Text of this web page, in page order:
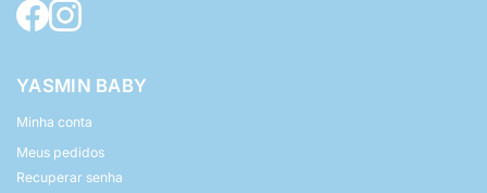
YASMIN BABY
Minha conta
Meus pedidos
Recuperar senha